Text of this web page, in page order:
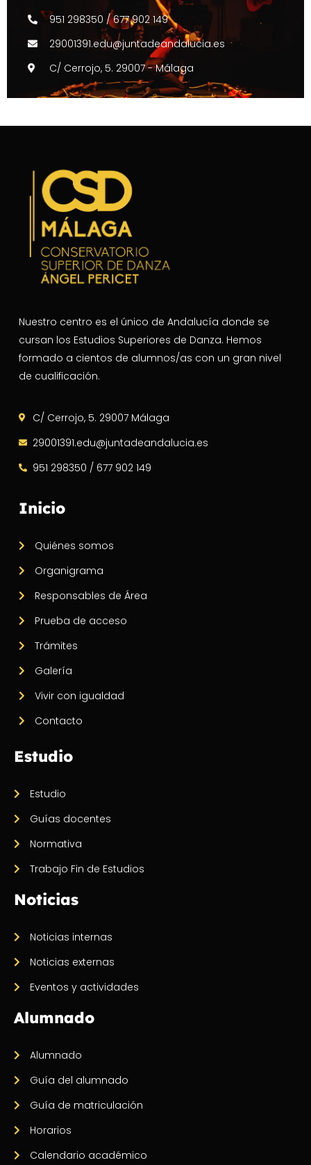
951 298350 / 677 902 149
29001391.edu@juntadeandalucia.es
C/ Cerrojo, 5. 29007 - Málaga
Nuestro centro es el único de Andalucía donde se
cursan los Estudios Superiores de Danza. Hemos
formado a cientos de alumnos/as con un gran nivel
de cualificación.
C/ Cerrojo, 5. 29007 Málaga
29001391.edu@juntadeandalucia.es
951 298350 / 677 902 149
Inicio
Quiénes somos
Organigrama
Responsables de Área
Prueba de acceso
Trámites
Galería
Vivir con igualdad
Contacto
Estudio
Estudio
Guías docentes
Normativa
Trabajo Fin de Estudios
Noticias
Noticias internas
Noticias externas
Eventos y actividades
Alumnado
Alumnado
Guía del alumnado
Guía de matriculación
Horarios
Calendario académico